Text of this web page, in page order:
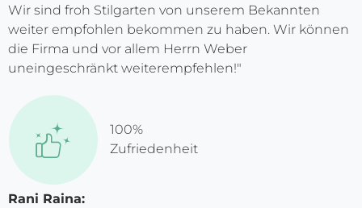
Wir sind froh Stilgarten von unserem Bekannten
weiter empfohlen bekommen zu haben. Wir können
die Firma und vor allem Herrn Weber
uneingeschränkt weiterempfehlen!"
100%
Zufriedenheit
Rani Raina: